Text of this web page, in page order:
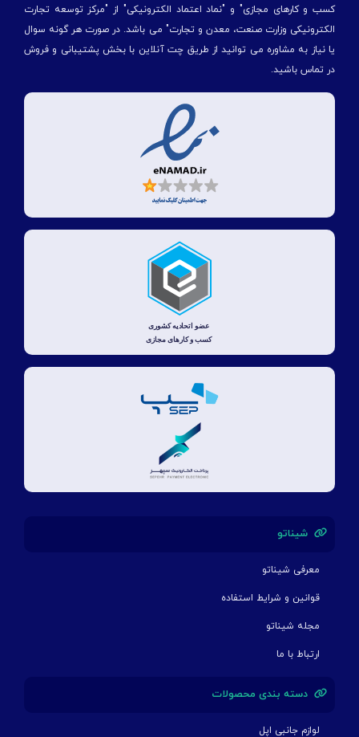
کسب و کارهای مجازی" و "نماد اعتماد الکترونیکی" از "مركز توسعه تجارت
الكترونیكی وزارت صنعت، معدن و تجارت" می باشد. در صورت هر گونه سوال
یا نیاز به مشاوره می توانید از طریق چت آنلاین با بخش پشتیبانی و فروش
در تماس باشید.
شیناتو
معرفی شیناتو
قوانین و شرایط استفاده
مجله شیناتو
ارتباط با ما
دسته بندی محصولات
لوازم جانبی اپل